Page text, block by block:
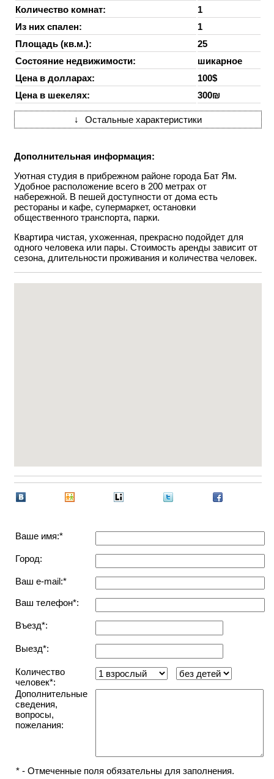
Количество комнат:
1
Из них спален:
1
Площадь (кв.м.):
25
Состояние недвижимости:
шикарное
Цена в долларах:
100$
Цена в шекелях:
300₪
↓ Остальные характеристики
Дополнительная информация:
Уютная студия в прибрежном районе города Бат Ям.
Удобное расположение всего в 200 метрах от
набережной. В пешей доступности от дома есть
рестораны и кафе, супермаркет, остановки
общественного транспорта, парки.
Квартира чистая, ухоженная, прекрасно подойдет для
одного человека или пары. Стоимость аренды зависит от
сезона, длительности проживания и количества человек.
Ваше имя:*
Город:
Ваш e-mail:*
Ваш телефон*:
Въезд*:
Выезд*:
Количество
человек*:
Дополнительные
сведения,
вопросы,
пожелания:
* - Отмеченные поля обязательны для заполнения.